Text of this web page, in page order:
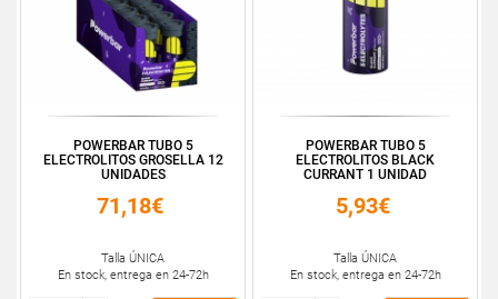
POWERBAR TUBO 5
ELECTROLITOS GROSELLA 12
UNIDADES
71,18€
Talla ÚNICA
En stock, entrega en 24-72h
POWERBAR TUBO 5
ELECTROLITOS BLACK
CURRANT 1 UNIDAD
5,93€
Talla ÚNICA
En stock, entrega en 24-72h